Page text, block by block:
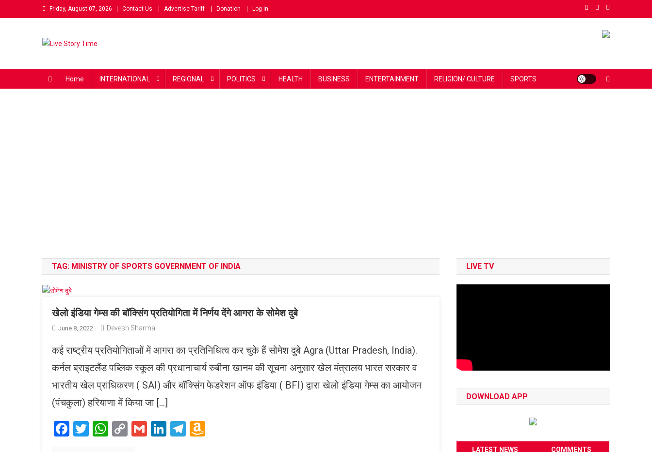
to
Friday, August 07, 2026 Contact Us Advertise Tariff Donation Log In
Home INTERNATIONAL REGIONAL POLITICS HEALTH BUSINESS ENTERTAINMENT RELIGION/ CULTURE SPORTS
TAG: MINISTRY OF SPORTS GOVERNMENT OF INDIA
खेलो इंडिया गेम्स की बॉक्सिंग प्रतियोगिता में निर्णय देंगे आगरा के सोमेश दुबे
June 8, 2022 Devesh Sharma
कई राष्ट्रीय प्रतियोगिताओं में आगरा का प्रतिनिधित्व कर चुके हैं सोमेश दुबे Agra (Uttar Pradesh, India).
कर्नल ब्राइटलैंड पब्लिक स्कूल की प्रधानाचार्य रुबीना खानम की सूचना अनुसार खेल मंत्रालय भारत सरकार व
भारतीय खेल प्राधिकरण ( SAI) और बॉक्सिंग फेडरेशन ऑफ इंडिया ( BFI) द्वारा खेलो इंडिया गेम्स का आयोजन
(पंचकुला) हरियाणा में किया जा […]
Facebook
Twitter
WhatsApp
CopyGmailLinkedIn
Telegram
LIVE TV
DOWNLOAD APP
LATEST NEWS COMMENTS